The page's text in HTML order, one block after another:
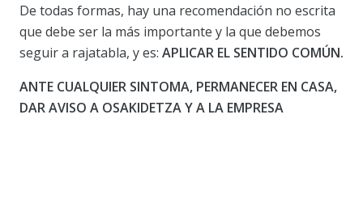
De todas formas, hay una recomendación no escrita
que debe ser la más importante y la que debemos
seguir a rajatabla, y es: APLICAR EL SENTIDO COMÚN.
ANTE CUALQUIER SINTOMA, PERMANECER EN CASA,
DAR AVISO A OSAKIDETZA Y A LA EMPRESA